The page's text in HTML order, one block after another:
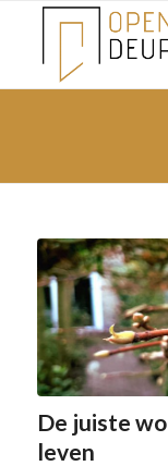
De juiste
leven